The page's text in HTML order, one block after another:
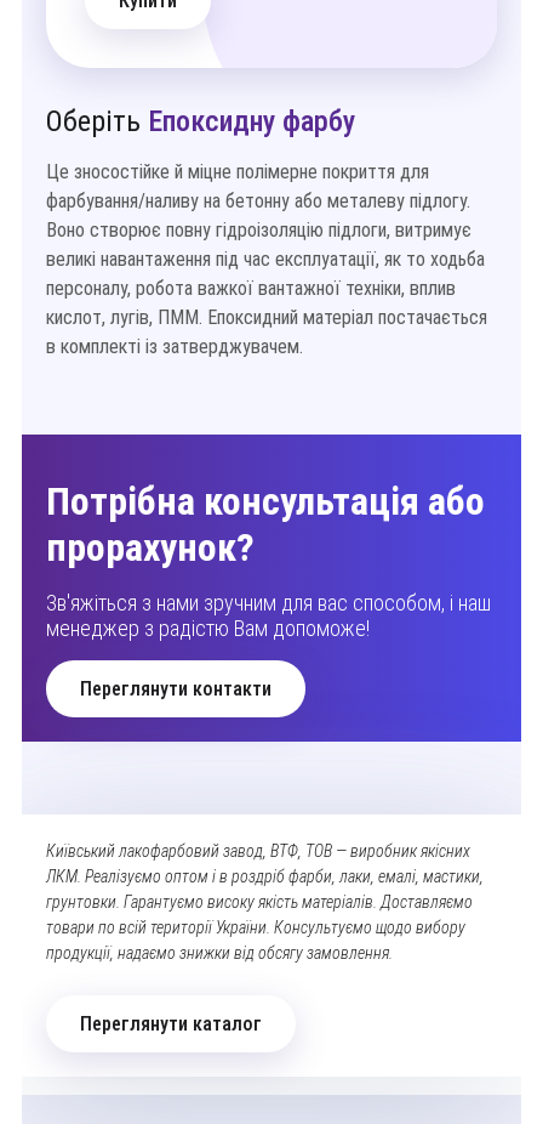
Оберіть Епоксидну фарбу
Це зносостійке й міцне полімерне покриття для
фарбування/наливу на бетонну або металеву підлогу.
Воно створює повну гідроізоляцію підлоги, витримує
великі навантаження під час експлуатації, як то ходьба
персоналу, робота важкої вантажної техніки, вплив
кислот, лугів, ПММ. Епоксидний матеріал постачається
в комплекті із затверджувачем.
Потрібна консультація або
прорахунок?
Зв'яжіться з нами зручним для вас способом, і наш
менеджер з радістю Вам допоможе!
Переглянути контакти
Київський лакофарбовий завод, ВТФ, ТОВ — виробник якісних
ЛКМ. Реалізуємо оптом і в роздріб фарби, лаки, емалі, мастики,
грунтовки. Гарантуємо високу якість матеріалів. Доставляємо
товари по всій території України. Консультуємо щодо вибору
продукції, надаємо знижки від обсягу замовлення.
Переглянути каталог